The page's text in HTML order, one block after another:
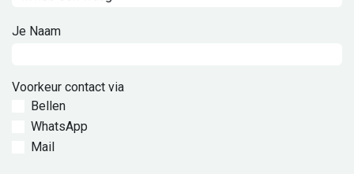
Je Naam
Voorkeur contact via
Bellen
WhatsApp
Mail